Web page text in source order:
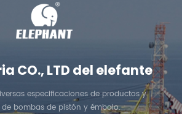
CO., LTD del elefante
especificaciones de productos y
de bombas de pistón y émbolo.